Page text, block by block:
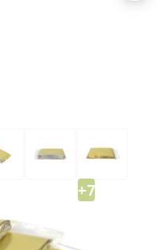
+7
(NAVO